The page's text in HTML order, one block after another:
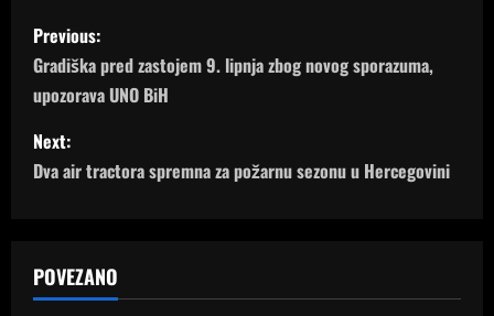
P
o
s
t
a
v
Previous:
Gradiška pred zastojem 9. lipnja zbog novog sporazuma,
upozorava UNO BiH
Next:
Dva air tractora spremna za požarnu sezonu u Hercegovini
POVEZANO